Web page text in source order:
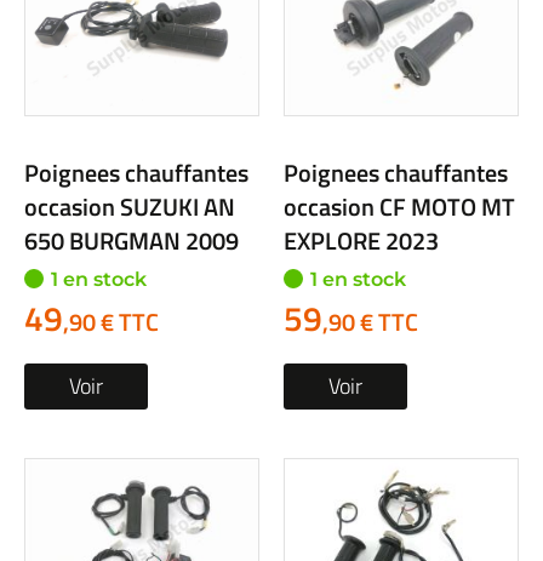
Poignees chauffantes
occasion SUZUKI AN
650 BURGMAN 2009
1 en stock
49,90 € TTC
Voir
Poignees chauffantes
occasion CF MOTO MT
EXPLORE 2023
1 en stock
59,90 € TTC
Voir